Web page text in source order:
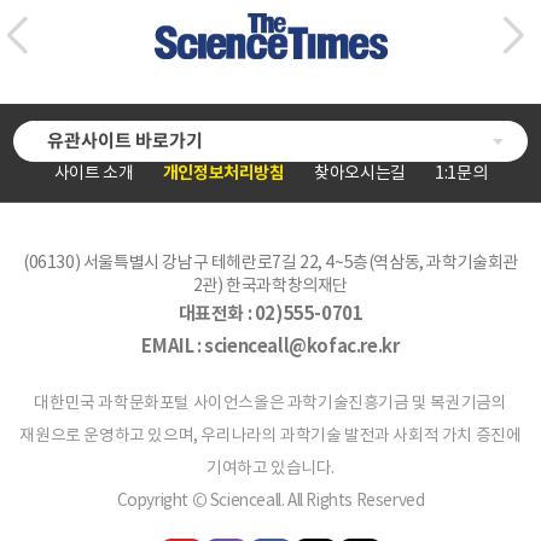
사이트 소개 개인정보처리방침 찾아오시는길 1:1문의
유관사이트 바로가기
(06130) 서울특별시 강남구 테헤란로7길 22, 4~5층(역삼동, 과학기술회관
2관) 한국과학창의재단
대표전화 : 02)555-0701
EMAIL :scienceall@kofac.re.kr
대한민국 과학문화포털 사이언스올은 과학기술진흥기금 및 복권기금의
재원으로 운영하고 있으며, 우리나라의 과학기술 발전과 사회적 가치 증진에
기여하고 있습니다.
Copyright © Scienceall. All Rights Reserved